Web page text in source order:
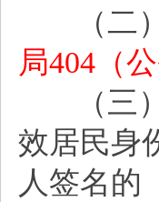
（二）
局404（
（
效居民身
人签名的